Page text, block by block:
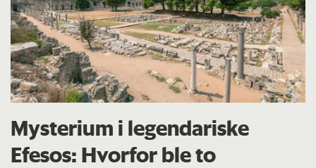
Mysterium i legendariske
Efesos: Hvorfor ble to